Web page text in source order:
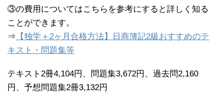
③の費用についてはこちらを参考にすると詳しく知る
ことができます。
⇒ 【独学＋2ヶ月合格方法】日商簿記2級おすすめのテ
キスト・問題集等
テキスト2冊4,104円、問題集3,672円、過去問2,160
円、予想問題集2冊3,132円